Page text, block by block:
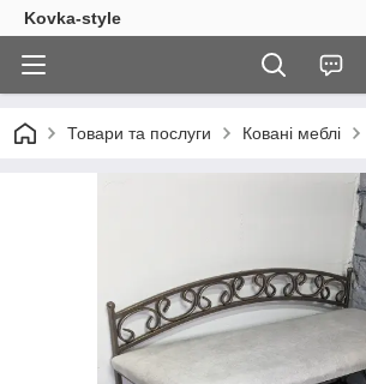
Kovka-style
Товари та послуги Ковані меблі